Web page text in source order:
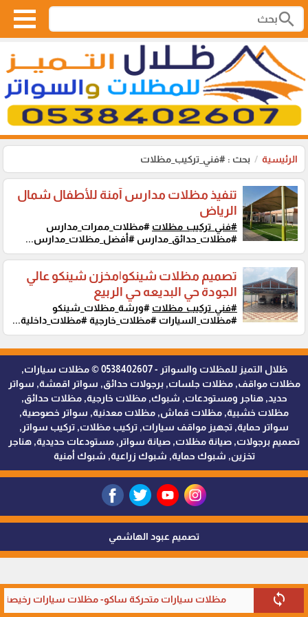
search
الرئيسية بحث : #فني_تركيب_مظلات
sync مظلات سيارات متحركة ساكو- مظلات سيارات رخيصة
تنفيذ مظلات مدارس آمنة للأطفال شمال
الرياض
#فني_تركيب_مظلات #مظلات_ممرات_مدارس
#مظلات_حدائق_مدارس #أفضل_مظلات_مدارس...
تصميم مظلات شينكو|مخزن شينكو عالي
الجودة حي البديعه حي الربيع
#فني_تركيب_مظلات #ورشة_مظلات_شينكو
#مظلات_السيارات #مظلات_خارجية #مظلات_داخلية...
ظلال التميز للمظلات والسواتر - 0538402607 © مظلات سيارات,
مظلات مواقف, مظلات جلسات, برجولات حدائق, سواتر اقمشة, سواتر
حديد, هناجر ومستودعات, شبوك, مظلات خارجية, مظلات حدائق,
مظلات خشبية, مظلات قماش, مظلات معدنية, سواتر خصوصية,
سواتر حماية, تجهيز مواقف سيارات, تركيب مظلات, تركيب سواتر,
تصميم برجولات, صيانة مظلات, صيانة سواتر, مستودعات حديدية, هناجر
تخزين, شبوك حماية, شبوك زراعية, شبوك أمنية
تصميم عبود الهاشمي